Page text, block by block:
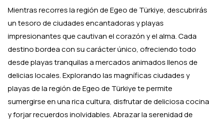
Mientras recorres la región de Egeo de Türkiye, descubrirás
un tesoro de ciudades encantadoras y playas
impresionantes que cautivan el corazón y el alma. Cada
destino bordea con su carácter único, ofreciendo todo
desde playas tranquilas a mercados animados llenos de
delicias locales. Explorando las magníficas ciudades y
playas de la región de Egeo de Türkiye te permite
sumergirse en una rica cultura, disfrutar de deliciosa cocina
y forjar recuerdos inolvidables. Abrazar la serenidad de